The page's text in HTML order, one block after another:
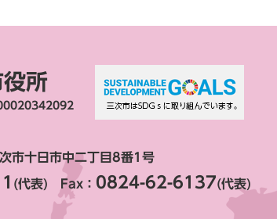
所
十日市中二丁目8番1号
(代表) Fax： 0824-62-6137(代表)